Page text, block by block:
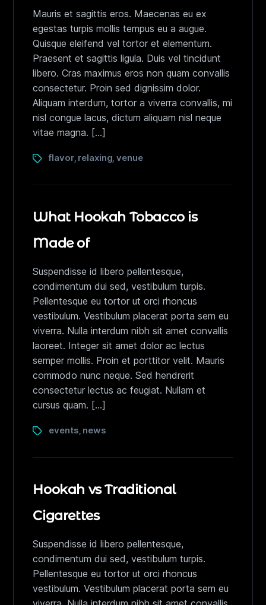
Mauris et sagittis eros. Maecenas eu ex
egestas turpis mollis tempus eu a augue.
Quisque eleifend vel tortor et elementum.
Praesent et sagittis ligula. Duis vel tincidunt
libero. Cras maximus eros non quam convallis
consectetur. Proin sed dignissim dolor.
Aliquam interdum, tortor a viverra convallis, mi
nisl congue lacus, dictum aliquam nisl neque
vitae magna. […]
flavor, relaxing ,venue
What Hookah Tobacco is
Made of
Suspendisse id libero pellentesque,
condimentum dui sed, vestibulum turpis.
Pellentesque eu tortor ut orci rhoncus
vestibulum. Vestibulum placerat porta sem eu
viverra. Nulla interdum nibh sit amet convallis
laoreet. Integer sit amet dolor ac lectus
semper mollis. Proin et porttitor velit. Mauris
commodo nunc neque. Sed hendrerit
consectetur lectus ac feugiat. Nullam et
cursus quam. […]
events news
Hookah vs Traditional
Cigarettes
Suspendisse id libero pellentesque,
condimentum dui sed, vestibulum turpis.
Pellentesque eu tortor ut orci rhoncus
vestibulum. Vestibulum placerat porta sem eu